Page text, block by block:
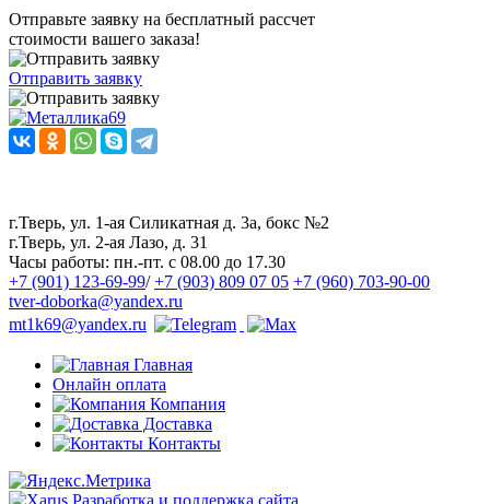
Отправьте заявку на бесплатный рассчет
стоимости вашего заказа!
Отправить заявку
г.Тверь, ул. 1-ая Силикатная д. 3а, бокс №2
г.Тверь, ул. 2-ая Лазо, д. 31
Часы работы: пн.-пт. с 08.00 до 17.30
+7 (901) 123-69-99/+7 (903) 809 07 05 +7 (960) 703-90-00
tver-doborka@yandex.ru
mt1k69@yandex.ru
Главная
Онлайн оплата
Компания
Доставка
Контакты
Разработка и поддержка сайта